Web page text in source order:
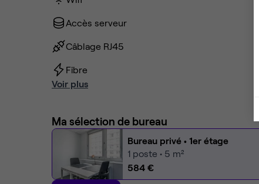
Accès serveur
Câblage RJ45
Fibre
Voir plus
Ma sélection de bureau
Bureau privé • 1er étage
1 poste • 5 m²
584 €